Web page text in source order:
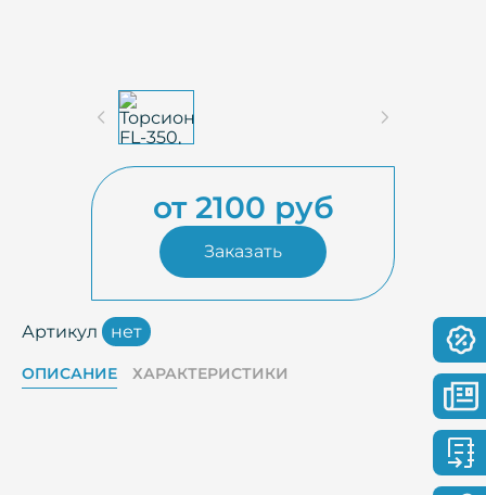
от 2100 руб
Заказать
Артикул нет
ОПИСАНИЕ ХАРАКТЕРИСТИКИ